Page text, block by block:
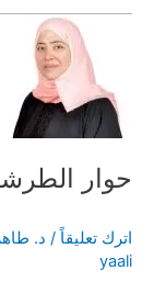
ولاية
مطرح
حوار
اترك تعليقاً / د.
yaali